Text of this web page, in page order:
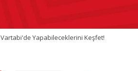
Vartabi'de Yapabileceklerini Keşfet!